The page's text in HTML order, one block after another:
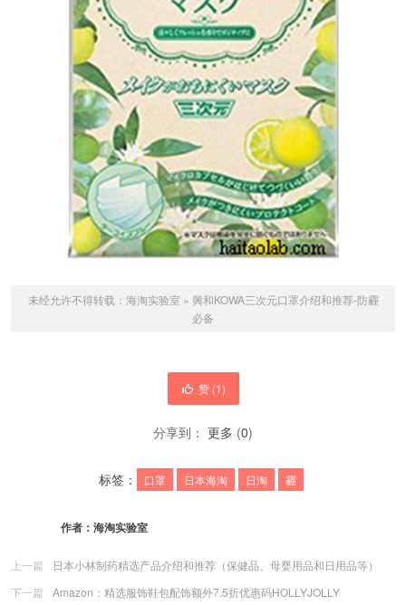
未经允许不得转载： 海淘实验室 » 興和KOWA三次元口罩介绍和推荐-防霾
必备
赞 (1)
分享到： 更多 (0)
标签： 口罩 日本海淘 日淘 霾
作者： 海淘实验室
上一篇
日本小林制药精选产品介绍和推荐（保健品、母婴用品和日用品等）
下一篇
Amazon：精选服饰鞋包配饰额外7.5折优惠码HOLLYJOLLY